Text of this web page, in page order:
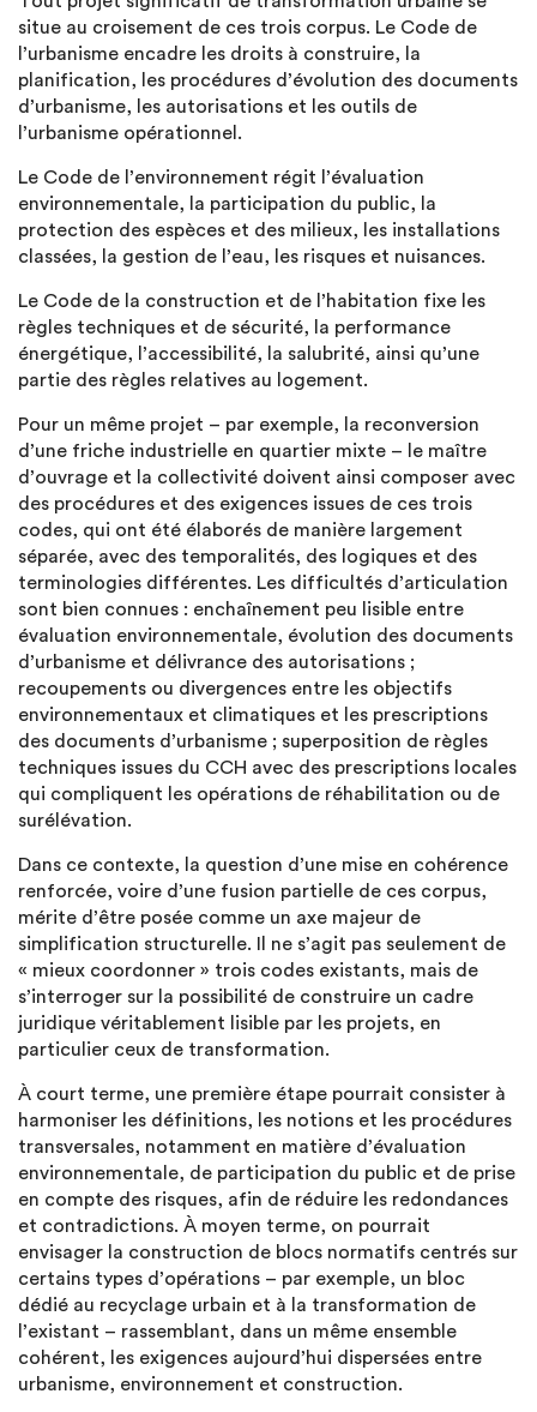
situe au croisement de ces trois corpus. Le Code de
l’urbanisme encadre les droits à construire, la
planification, les procédures d’évolution des documents
d’urbanisme, les autorisations et les outils de
l’urbanisme opérationnel.
Le Code de l’environnement régit l’évaluation
environnementale, la participation du public, la
protection des espèces et des milieux, les installations
classées, la gestion de l’eau, les risques et nuisances.
Le Code de la construction et de l’habitation fixe les
règles techniques et de sécurité, la performance
énergétique, l’accessibilité, la salubrité, ainsi qu’une
partie des règles relatives au logement.
Pour un même projet – par exemple, la reconversion
d’une friche industrielle en quartier mixte – le maître
d’ouvrage et la collectivité doivent ainsi composer avec
des procédures et des exigences issues de ces trois
codes, qui ont été élaborés de manière largement
séparée, avec des temporalités, des logiques et des
terminologies différentes. Les difficultés d’articulation
sont bien connues : enchaînement peu lisible entre
évaluation environnementale, évolution des documents
d’urbanisme et délivrance des autorisations ;
recoupements ou divergences entre les objectifs
environnementaux et climatiques et les prescriptions
des documents d’urbanisme ; superposition de règles
techniques issues du CCH avec des prescriptions locales
qui compliquent les opérations de réhabilitation ou de
surélévation.
Dans ce contexte, la question d’une mise en cohérence
renforcée, voire d’une fusion partielle de ces corpus,
mérite d’être posée comme un axe majeur de
simplification structurelle. Il ne s’agit pas seulement de
« mieux coordonner » trois codes existants, mais de
s’interroger sur la possibilité de construire un cadre
juridique véritablement lisible par les projets, en
particulier ceux de transformation.
À court terme, une première étape pourrait consister à
harmoniser les définitions, les notions et les procédures
transversales, notamment en matière d’évaluation
environnementale, de participation du public et de prise
en compte des risques, afin de réduire les redondances
et contradictions. À moyen terme, on pourrait
envisager la construction de blocs normatifs centrés sur
certains types d’opérations – par exemple, un bloc
dédié au recyclage urbain et à la transformation de
l’existant – rassemblant, dans un même ensemble
cohérent, les exigences aujourd’hui dispersées entre
urbanisme, environnement et construction.